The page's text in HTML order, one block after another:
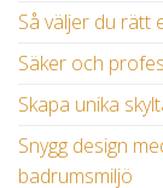
Så väljer du rätt
Säker och
Skapa unika
Snygg design
badrumsmiljö